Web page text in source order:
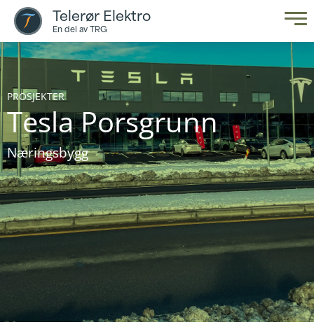
Telerør Elektro
En del av TRG
PROSJEKTER
Tesla Porsgrunn
Næringsbygg